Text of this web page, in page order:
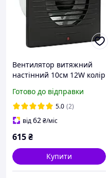
Вентилятор витяжний
настінний 10см 12W колір
Готово до відправки
5.0 (2)
від62₴/міс
615₴
Купити